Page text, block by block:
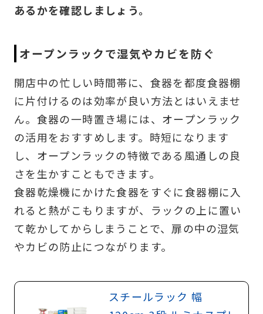
あるかを確認しましょう。
オープンラックで湿気やカビを防ぐ
開店中の忙しい時間帯に、食器を都度食器棚
に片付けるのは効率が良い方法とはいえませ
ん。食器の一時置き場には、オープンラック
の活用をおすすめします。時短になります
し、オープンラックの特徴である風通しの良
さを生かすこともできます。
食器乾燥機にかけた食器をすぐに食器棚に入
れると熱がこもりますが、ラックの上に置い
て乾かしてからしまうことで、扉の中の湿気
やカビの防止につながります。
スチールラック 幅